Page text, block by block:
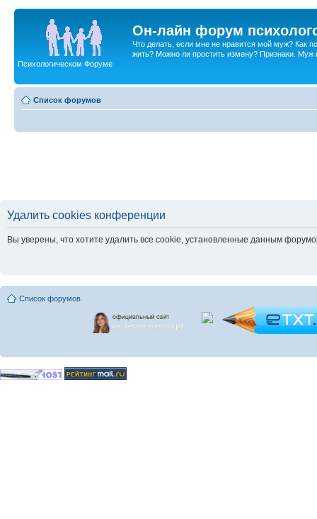
Он-лайн форум
Что делать, если мне не нравится мой муж? Как
жить? Можно ли простить измену? Признаки. Муж
Психологическом Форуме
Список форумов
Удалить cookies конференции
Вы уверены, что хотите удалить все cookie, установленные данным
Список форумов